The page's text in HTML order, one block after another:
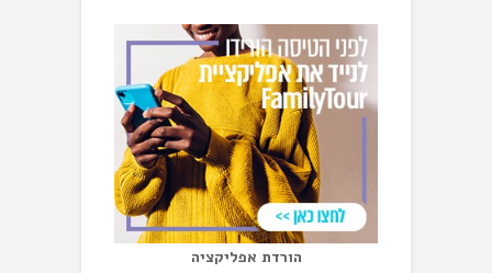
הורדת אפליקציה